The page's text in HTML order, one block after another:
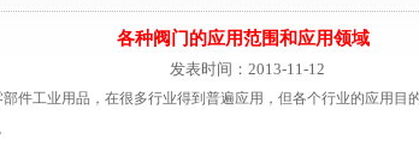
各种阀门的应用范围和应用领域
发表时间：2013-11-12
件工业用品，在很多行业得到普遍应用，但各个行业的应用目